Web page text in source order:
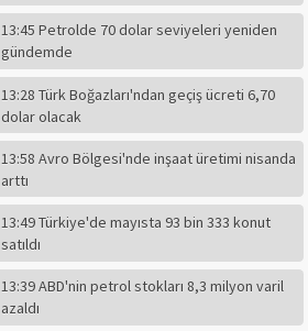
13:45 Petrolde 70 dolar seviyeleri yeniden
gündemde
13:28 Türk Boğazları'ndan geçiş ücreti 6,70
dolar olacak
13:58 Avro Bölgesi'nde inşaat üretimi nisanda
arttı
13:49 Türkiye'de mayısta 93 bin 333 konut
satıldı
13:39 ABD'nin petrol stokları 8,3 milyon varil
azaldı
ABBAS GÜÇLÜ
Eğitim Ciddi Bir